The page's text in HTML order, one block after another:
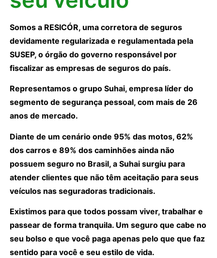
Somos a RESICÓR, uma corretora de seguros
devidamente regularizada e regulamentada pela
SUSEP, o órgão do governo responsável por
fiscalizar as empresas de seguros do país.
Representamos o grupo Suhai, empresa líder do
segmento de segurança pessoal, com mais de 26
anos de mercado.
Diante de um cenário onde 95% das motos, 62%
dos carros e 89% dos caminhões ainda não
possuem seguro no Brasil, a Suhai surgiu para
atender clientes que não têm aceitação para seus
veículos nas seguradoras tradicionais.
Existimos para que todos possam viver, trabalhar e
passear de forma tranquila. Um seguro que cabe no
seu bolso e que você paga apenas pelo que que faz
sentido para você e seu estilo de vida.